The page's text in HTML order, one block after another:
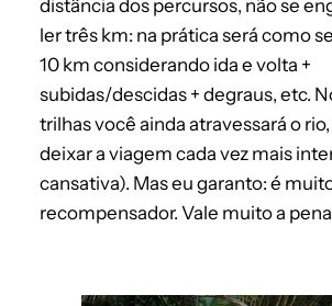
distância dos percursos, não se
ler três km: na prática será como
10 km considerando ida e volta +
subidas/descidas + degraus, etc.
trilhas você ainda atravessará o
deixar a viagem cada vez mais
cansativa). Mas eu garanto: é
recompensador. Vale muito a